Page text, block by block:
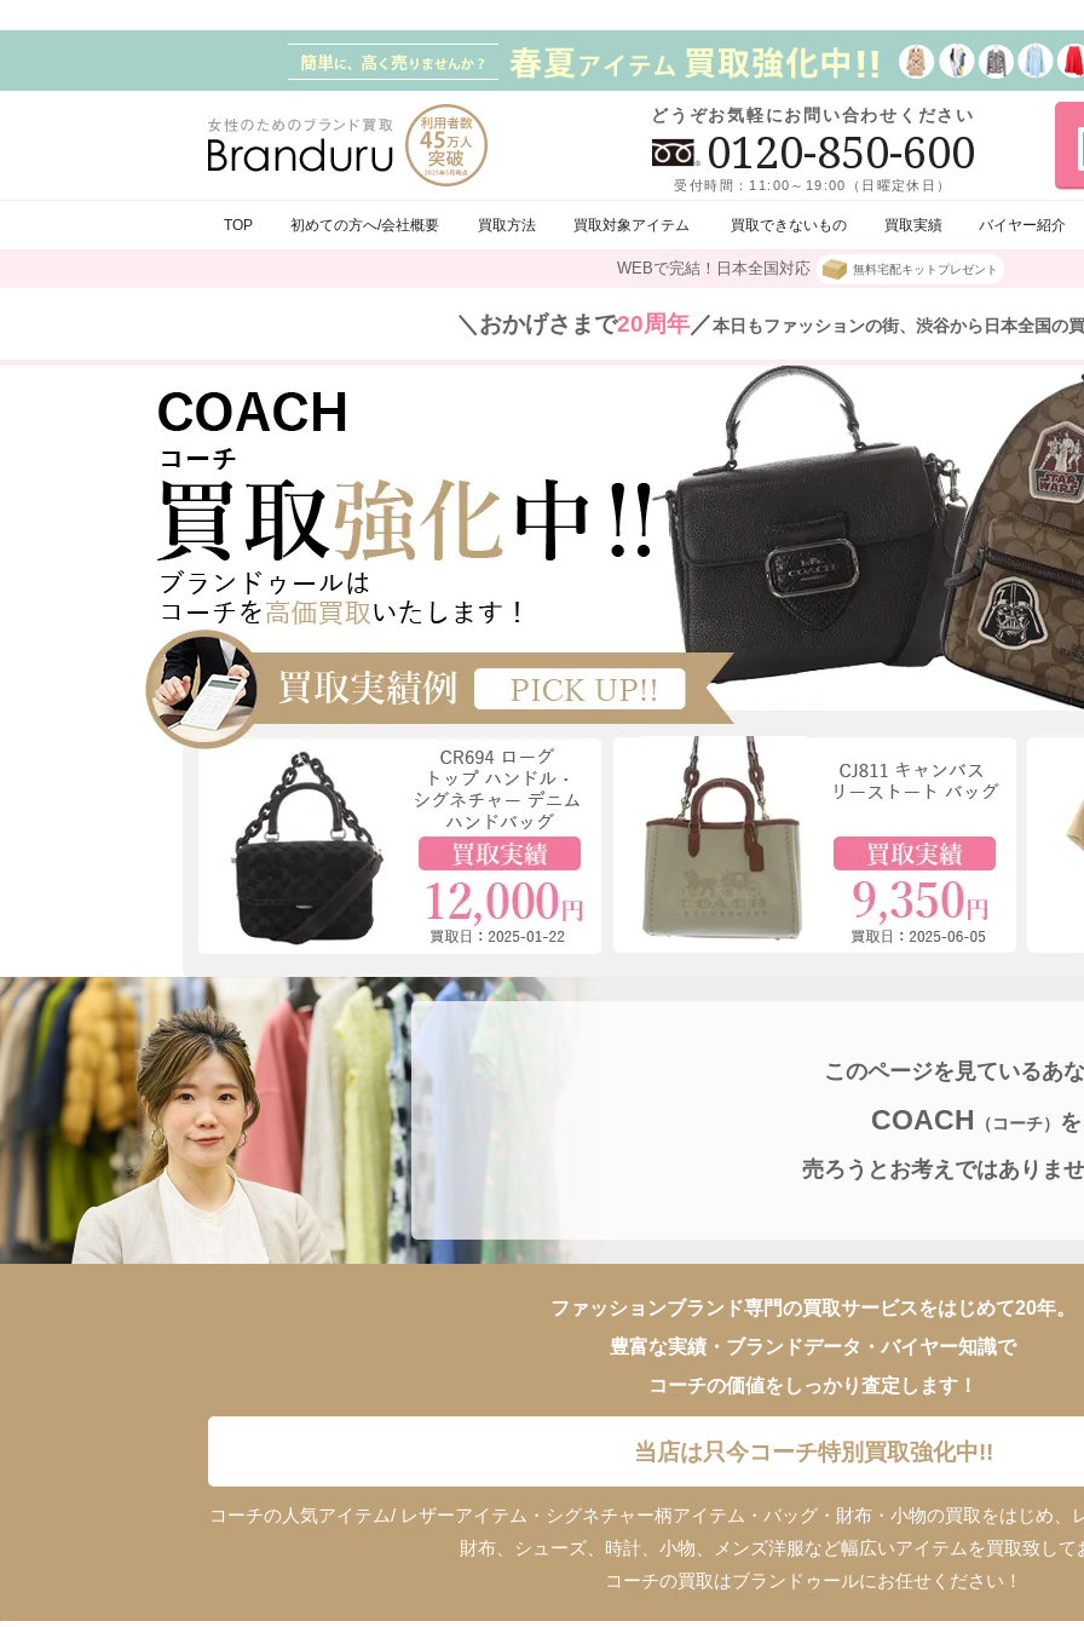
どうぞお気軽にお問い合わせください
0120-850-600
受付時間：11:00～19:00（日曜定休日）
TOP 初めての方へ/会社概要 買取方法 買取対象アイテム 買取できないもの 買取実績 バイヤー紹介
WEBで完結！日本全国対応 無料宅配キットプレゼント
＼おかげさまで20周年／本日もファッションの街、渋谷から日本全国の
このページを見ているあ
COACH （コーチ）
を
売ろうとお考えではありま
ファッションブランド専門の買取サービスをはじめて20年。
豊富な実績・ブランドデータ・バイヤー知識で
コーチの価値をしっかり査定します！
当店は只今コーチ特別買取強化中!!
コーチの人気アイテム/ レザーアイテム・シグネチャー柄アイテム・バッグ・財布・小物の買取をはじめ
財布、シューズ、時計、小物、メンズ洋服など幅広いアイテムを買取致して
コーチの買取はブランドゥールにお任せください！